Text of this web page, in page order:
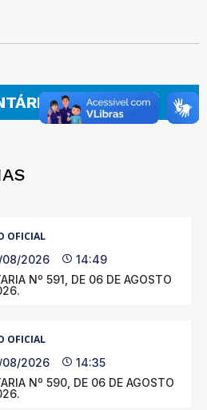
OFICIAL
08/2026
14:49
Nº 591, DE 06 DE AGOSTO
OFICIAL
08/2026
14:35
Nº 590, DE 06 DE AGOSTO